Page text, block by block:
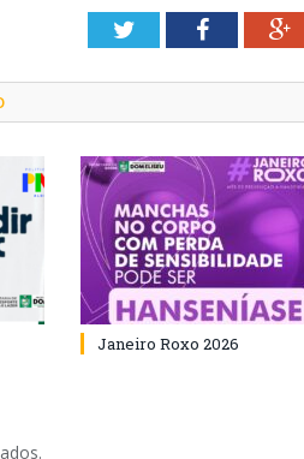
TwitterFacebook
Janeiro Roxo 2026